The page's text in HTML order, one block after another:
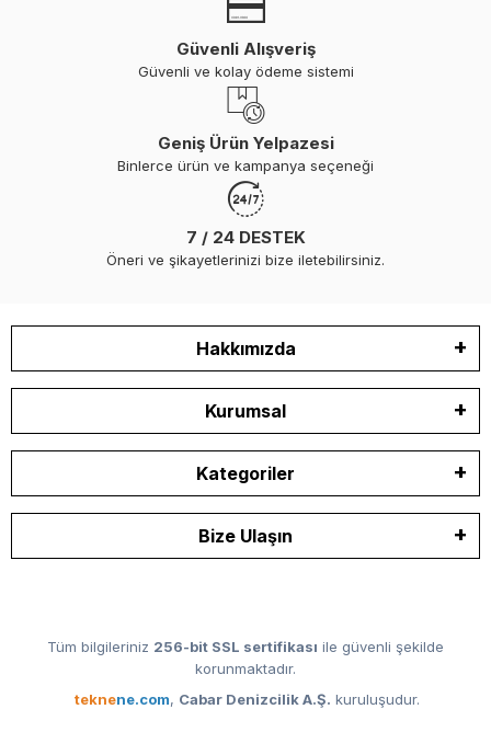
Güvenli Alışveriş
Güvenli ve kolay ödeme sistemi
Geniş Ürün Yelpazesi
Binlerce ürün ve kampanya seçeneği
7 / 24 DESTEK
Öneri ve şikayetlerinizi bize iletebilirsiniz.
Hakkımızda
Kurumsal
Kategoriler
Bize Ulaşın
Tüm bilgileriniz 256-bit SSL sertifikası ile güvenli şekilde
korunmaktadır.
teknene.com, Cabar Denizcilik A.Ş. kuruluşudur.